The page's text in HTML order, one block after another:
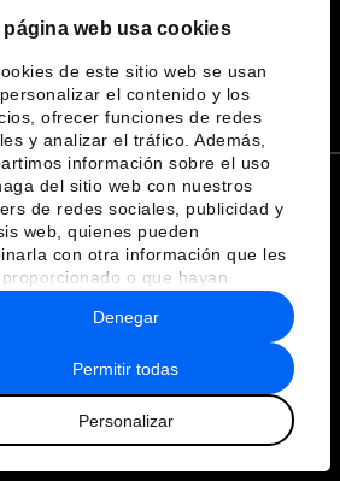
página web usa cookies
de este sitio web se usan
el contenido y los
ofrecer funciones de redes
y analizar el tráfico. Además,
información sobre el uso
del sitio web con nuestros
de redes sociales, publicidad y
web, quienes pueden
con otra información que les
o que hayan
a partir del uso que haya
de sus servicios.
Permitir todas
Personalizar
Denegar
and Creativity Collide